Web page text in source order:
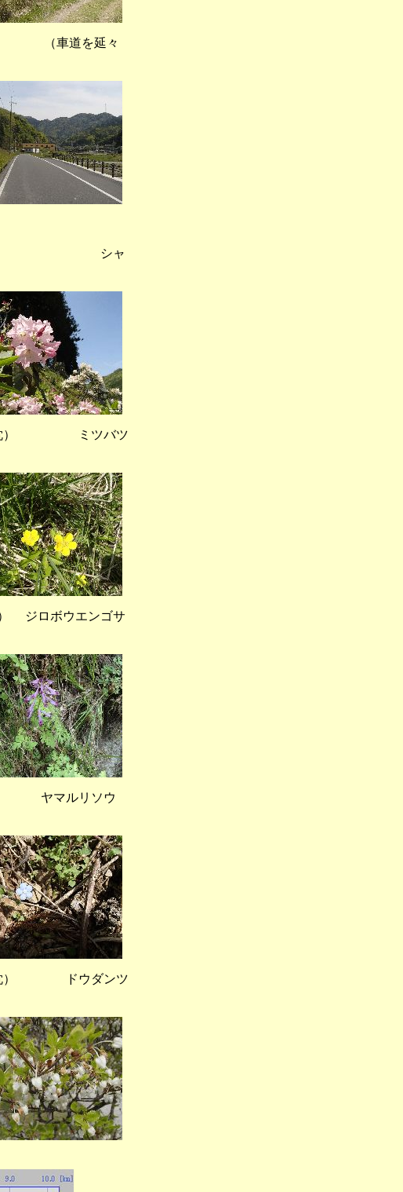
（車道を延々
小枕） シャ
枕） ミツバツ
ロボウエンゴサ
ヤマルリソウ
枕） ドウダンツ